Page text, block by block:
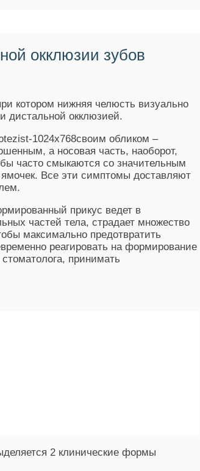
окклюзии зубов
котором нижняя челюсть визуально
дистальной окклюзией.
своим обликом –
а носовая часть, наоборот,
часто смыкаются со значительным
Все эти симптомы доставляют
прикус ведет в
частей тела, страдает множество
максимально предотвратить
реагировать на формирование
принимать
2 клинические формы